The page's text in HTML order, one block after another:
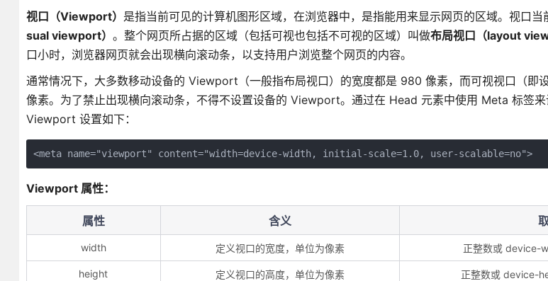
视口（Viewport） 是指当前可见的计算机图形区域，在浏览器中，是指能用来显示网页的区域。视口当
sual viewport） 。整个网页所占据的区域（包括可视也包括不可视的区域）叫做布局视口（layout
口小时，浏览器网页就会出现横向滚动条，以支持用户浏览整个网页的内容。
通常情况下，大多数移动设备的 Viewport（一般指布局视口）的宽度都是 980 像素，而可视视口（即
像素。为了禁止出现横向滚动条，不得不设置设备的 Viewport。通过在 Head 元素中使用 Meta 标签
Viewport 设置如下：
<meta name="viewport" content="width=device-width, initial-scale=1.0, user-scalable=no">
Viewport 属性：
属性 含义
width 定义视口的宽度，单位为像素 正整数或 device-
height 定义视口的高度，单位为像素 正整数或 device-